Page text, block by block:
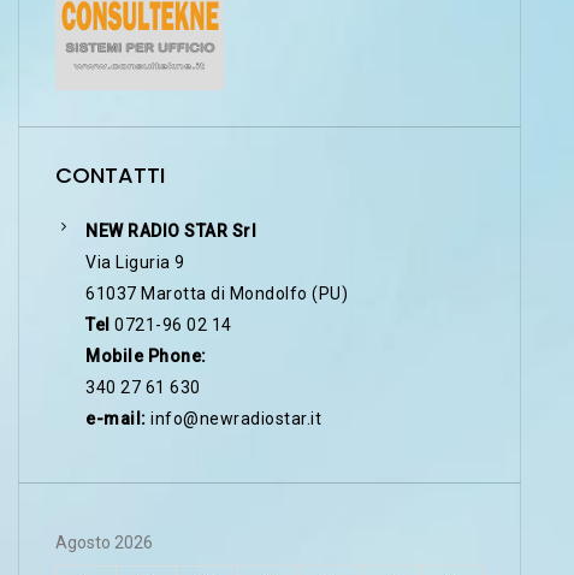
CONTATTI
NEW RADIO STAR Srl
Via Liguria 9
61037 Marotta di Mondolfo (PU)
Tel 0721-96 02 14
Mobile Phone:
340 27 61 630
e-mail: info@newradiostar.it
Agosto 2026